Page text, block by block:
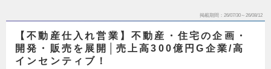
掲載期間 26/07/30～26/08/12
【不動産仕入れ営業】不動産・住宅の企画・
開発・販売を展開│売上高300億円G企業/高
インセンティブ！